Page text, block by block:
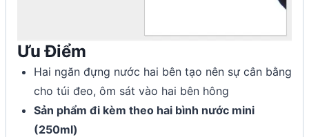
Ưu Điểm
Hai ngăn đựng nước hai bên tạo nên sự cân bằng
cho túi đeo, ôm sát vào hai bên hông
Sản phẩm đi kèm theo hai bình nước mini
(250ml)